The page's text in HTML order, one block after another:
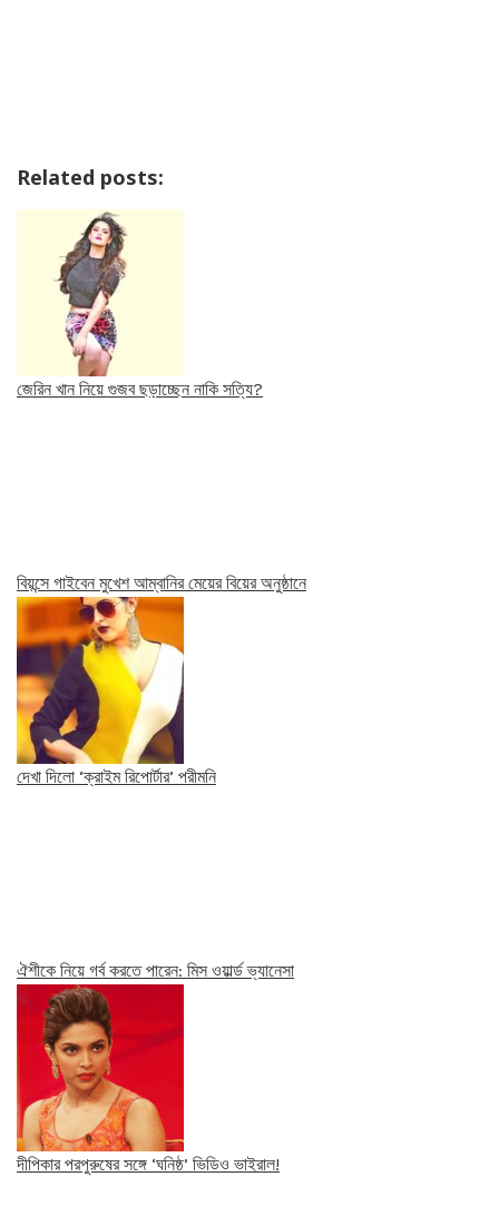
Related posts:
জেরিন খান নিয়ে গুজব ছড়াচ্ছেন নাকি সত্যি?
বিয়ন্সে গাইবেন মুখেশ আম্বানির মেয়ের বিয়ের অনুষ্ঠানে
দেখা দিলো ‘ক্রাইম রিপোর্টার’ পরীমনি
ঐশীকে নিয়ে গর্ব করতে পারেন: মিস ওয়ার্ল্ড ভ্যানেসা
দীপিকার পরপুরুষের সঙ্গে ‘ঘনিষ্ঠ’ ভিডিও ভাইরাল!